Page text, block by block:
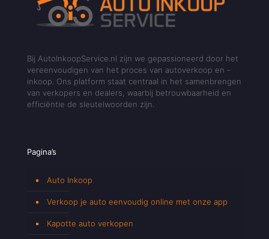
Bij AutoInkoopService.nl zijn we gepassioneerd door het
vereenvoudigen van het proces van autoverkoop en -
inkoop. Ons platform staat centraal in het samenbrengen
van verkopers en dealers, waarbij betrouwbaarheid en
efficiëntie de sleutelwoorden zijn.
Pagina’s
Auto Inkoop
Verkoop je auto eenvoudig online met onze app
Kapotte auto verkopen